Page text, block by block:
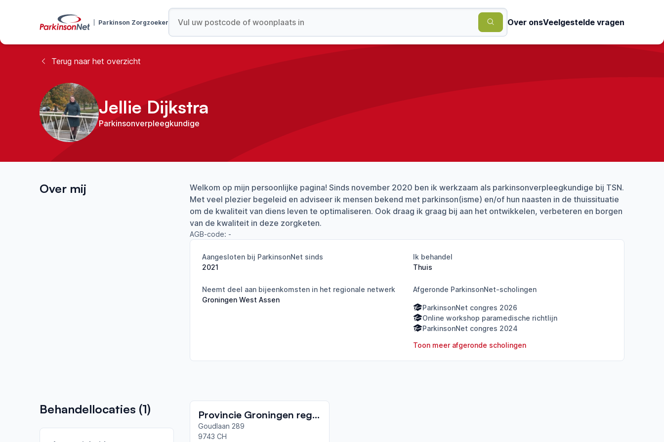
Parkinson Zorgzoeker Over onsVeelgestelde vragen
Terug naar het overzicht
Jellie Dijkstra
Parkinsonverpleegkundige
Over mij
Welkom op mijn persoonlijke pagina! Sinds november 2020 ben ik werkzaam als parkinsonverpleegkundige bij TSN.
Met veel plezier begeleid en adviseer ik mensen bekend met parkinson(isme) en/of hun naasten in de thuissituatie
om de kwaliteit van diens leven te optimaliseren. Ook draag ik graag bij aan het ontwikkelen, verbeteren en borgen
van de kwaliteit in deze zorgketen.
AGB-code: -
Aangesloten bij ParkinsonNet sinds
2021
Ik behandel
Thuis
Neemt deel aan bijeenkomsten in het regionale netwerk
Groningen West Assen
Afgeronde ParkinsonNet-scholingen
ParkinsonNet congres 2026
Online workshop paramedische richtlijn
ParkinsonNet congres 2024
Toon meer afgeronde scholingen
Behandellocaties (1) Provincie Groningen regio Noord en West
Goudlaan 289
9743 CH